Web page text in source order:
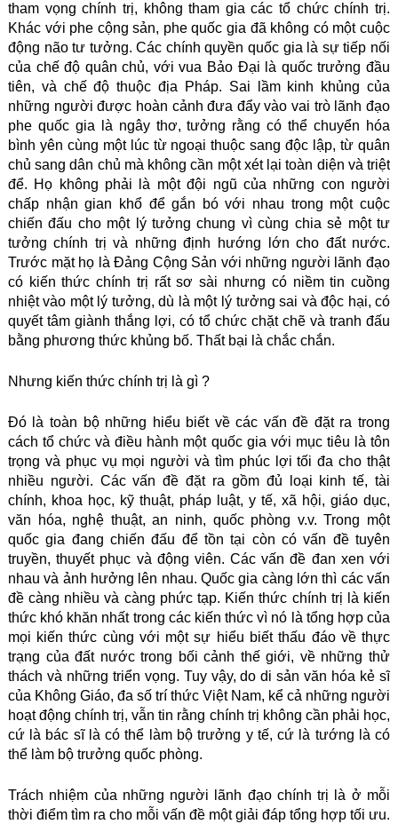
tham vọng chính trị, không tham gia các tổ chức chính trị.
Khác với phe cộng sản, phe quốc gia đã không có một cuộc
động não tư tưởng. Các chính quyền quốc gia là sự tiếp nối
của chế độ quân chủ, với vua Bảo Đại là quốc trưởng đầu
tiên, và chế độ thuộc địa Pháp. Sai lầm kinh khủng của
những người được hoàn cảnh đưa đẩy vào vai trò lãnh đạo
phe quốc gia là ngây thơ, tưởng rằng có thể chuyển hóa
bình yên cùng một lúc từ ngoại thuộc sang độc lập, từ quân
chủ sang dân chủ mà không cần một xét lại toàn diện và triệt
để. Họ không phải là một đội ngũ của những con người
chấp nhận gian khổ để gắn bó với nhau trong một cuộc
chiến đấu cho một lý tưởng chung vì cùng chia sẻ một tư
tưởng chính trị và những định hướng lớn cho đất nước.
Trước mặt họ là Đảng Cộng Sản với những người lãnh đạo
có kiến thức chính trị rất sơ sài nhưng có niềm tin cuồng
nhiệt vào một lý tưởng, dù là một lý tưởng sai và độc hại, có
quyết tâm giành thắng lợi, có tổ chức chặt chẽ và tranh đấu
bằng phương thức khủng bố. Thất bại là chắc chắn.
Nhưng kiến thức chính trị là gì ?
Đó là toàn bộ những hiểu biết về các vấn đề đặt ra trong
cách tổ chức và điều hành một quốc gia với mục tiêu là tôn
trọng và phục vụ mọi người và tìm phúc lợi tối đa cho thật
nhiều người. Các vấn đề đặt ra gồm đủ loại kinh tế, tài
chính, khoa học, kỹ thuật, pháp luật, y tế, xã hội, giáo dục,
văn hóa, nghệ thuật, an ninh, quốc phòng v.v. Trong một
quốc gia đang chiến đấu để tồn tại còn có vấn đề tuyên
truyền, thuyết phục và động viên. Các vấn đề đan xen với
nhau và ảnh hưởng lên nhau. Quốc gia càng lớn thì các vấn
đề càng nhiều và càng phức tạp. Kiến thức chính trị là kiến
thức khó khăn nhất trong các kiến thức vì nó là tổng hợp của
mọi kiến thức cùng với một sự hiểu biết thấu đáo về thực
trạng của đất nước trong bối cảnh thế giới, về những thử
thách và những triển vọng. Tuy vậy, do di sản văn hóa kẻ sĩ
của Không Giáo, đa số trí thức Việt Nam, kể cả những người
hoạt động chính trị, vẫn tin rằng chính trị không cần phải học,
cứ là bác sĩ là có thể làm bộ trưởng y tế, cứ là tướng là có
thể làm bộ trưởng quốc phòng.
Trách nhiệm của những người lãnh đạo chính trị là ở mỗi
thời điểm tìm ra cho mỗi vấn đề một giải đáp tổng hợp tối ưu.